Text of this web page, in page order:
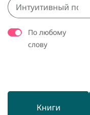
По любому
слову
Книги